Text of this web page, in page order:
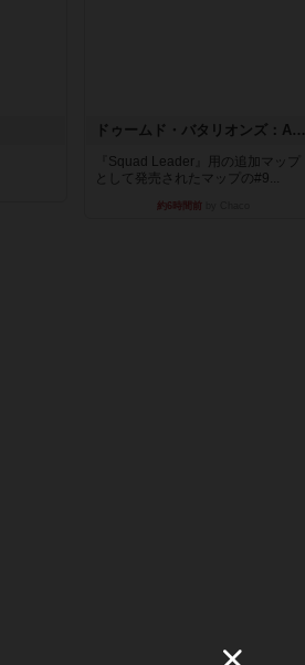
ドゥームド・バタリオンズ：ASLモジュール11
『Squad Leader』用の追加マップ
として発売されたマップの#9...
約6時間前